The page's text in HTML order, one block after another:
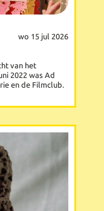
wo 15 jul 2026
van het
2022 was Ad
en de Filmclub.